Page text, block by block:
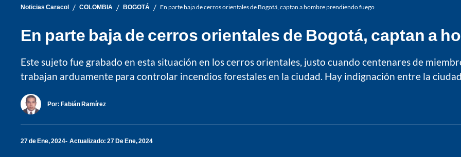
Noticias Caracol / COLOMBIA / BOGOTÁ / En parte baja de cerros orientales de Bogotá, captan a hombre prendiendo fuego
En parte baja de cerros orientales de Bogotá, captan a
Este sujeto fue grabado en esta situación en los cerros orientales, justo cuando centenares de
trabajan arduamente para controlar incendios forestales en la ciudad. Hay indignación entre la
Por: Fabián Ramírez
27 de Ene, 2024 Actualizado: 27 De Ene, 2024